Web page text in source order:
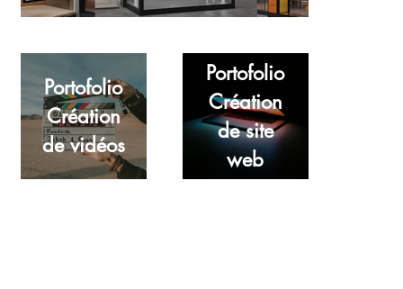
Portofolio
Création
de vidéos
Portofolio
Création
de site
web